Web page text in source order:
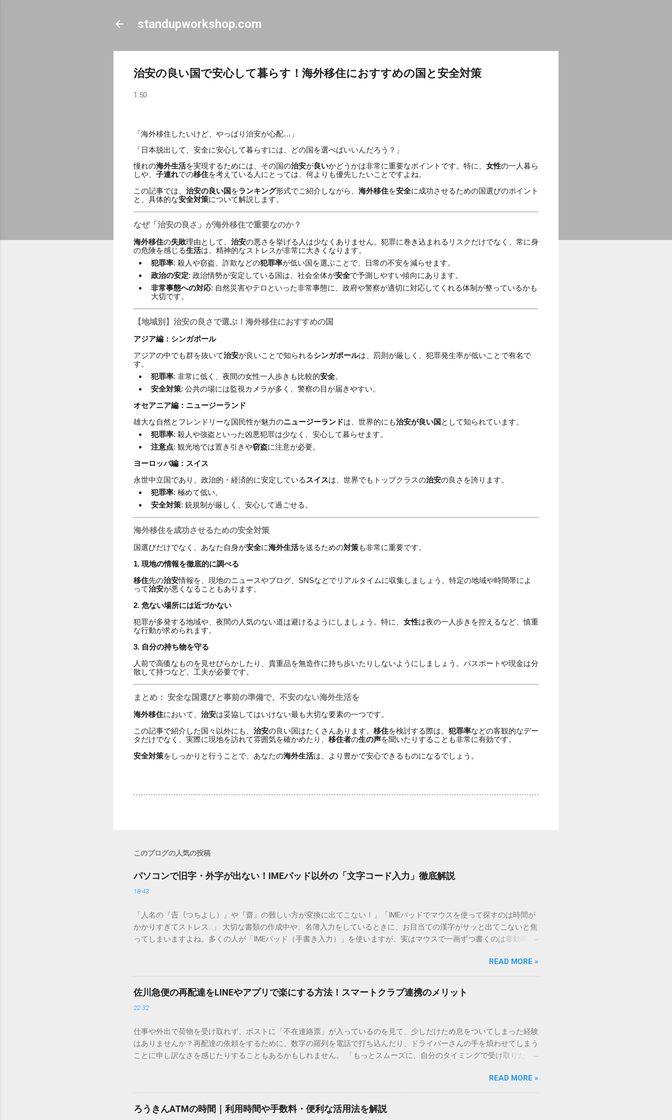
standupworkshop.com
治安の良い国で安心して暮らす！海外移住におすすめの国と安全対策
1:50
「海外移住したいけど、やっぱり治安が心配…」
「日本脱出して、安全に安心して暮らすには、どの国を選べばいいんだろう？」
憧れの海外生活を実現するためには、その国の治安が良いかどうかは非常に重要なポイントです。特に、 女性の一人暮ら
しや、 子連れでの移住を考えている人にとっては、何よりも優先したいことですよね。
この記事では、 治安の良い国 をランキング形式でご紹介しながら、 海外移住を安全に成功させるための国選びのポイント
と、具体的な安全対策について解説します。
なぜ「治安の良さ」が海外移住で重要なのか？
海外移住の失敗理由として、 治安の悪さを挙げる人は少なくありません。犯罪に巻き込まれるリスクだけでなく、常に身
の危険を感じる生活は、精神的なストレスが非常に大きくなります。
犯罪率: 殺人や窃盗、詐欺などの犯罪率が低い国を選ぶことで、日常の不安を減らせます。
政治の安定: 政治情勢が安定している国は、社会全体が安全で予測しやすい傾向にあります。
非常事態への対応: 自然災害やテロといった非常事態に、政府や警察が適切に対応してくれる体制が整っているかも
大切です。
【地域別】治安の良さで選ぶ！海外移住におすすめの国
アジア編：シンガポール
アジアの中でも群を抜いて治安が良いことで知られるシンガポールは、罰則が厳しく、犯罪発生率が低いことで有名で
す。
犯罪率: 非常に低く、夜間の女性一人歩きも比較的安全。
安全対策: 公共の場には監視カメラが多く、警察の目が届きやすい。
オセアニア編：ニュージーランド
雄大な自然とフレンドリーな国民性が魅力のニュージーランドは、世界的にも治安が良い国 として知られています。
犯罪率: 殺人や強盗といった凶悪犯罪は少なく、安心して暮らせます。
注意点: 観光地では置き引きや窃盗に注意が必要。
ヨーロッパ編：スイス
永世中立国であり、政治的・経済的に安定している スイスは、世界でもトップクラスの治安の良さを誇ります。
犯罪率: 極めて低い。
安全対策: 銃規制が厳しく、安心して過ごせる。
海外移住を成功させるための安全対策
国選びだけでなく、あなた自身が安全に海外生活を送るための対策も非常に重要です。
1. 現地の情報を徹底的に調べる
移住先の治安情報を、現地のニュースやブログ、SNSなどでリアルタイムに収集しましょう。特定の地域や時間帯によ
って治安が悪くなることもあります。
2. 危ない場所には近づかない
犯罪が多発する地域や、夜間の人気のない道は避けるようにしましょう。特に、 女性は夜の一人歩きを控えるなど、慎重
な行動が求められます。
3. 自分の持ち物を守る
人前で高価なものを見せびらかしたり、貴重品を無造作に持ち歩いたりしないようにしましょう。パスポートや現金は分
散して持つなど、工夫が必要です。
まとめ： 安全な国選びと事前の準備で、不安のない海外生活を
海外移住において、 治安は妥協してはいけない最も大切な要素の一つです。
この記事で紹介した国々以外にも、 治安の良い国はたくさんあります。 移住を検討する際は、 犯罪率などの客観的なデー
タだけでなく、実際に現地を訪れて雰囲気を確かめたり、 移住者の生の声を聞いたりすることも非常に有効です。
安全対策をしっかりと行うことで、あなたの海外生活は、より豊かで安心できるものになるでしょう。
このブログの人気の投稿
パソコンで旧字・外字が出ない！IMEパッド以外の「文字コード入力」徹底解説
18:43
「人名の『𠮷（つちよし）』や『齋』の難しい方が変換に出てこない！」「IMEパッドでマウスを使って探すのは時間が
かかりすぎてストレス…」 大切な書類の作成中や、名簿入力をしているときに、お目当ての漢字がサッと出てこないと焦
ってしまいますよね。多くの人が「IMEパッド（手書き入力）」を使いますが、実はマウスで一画ずつ書くのは非効率で
ードを打ち込むだけで一瞬で旧字や外字、特殊記号を呼び出す「文字コード入力」のテクニックを詳しく解説します。
この方法をマスターすれば、もう難しい漢字の入力で手を止める必要はありません。 1. なぜ「変換」しても旧字・外字
が出てこないのか？ そもそも、なぜ普通の変換で出てこない漢字があるのでしょうか。その理由は、パソコンが文字を
認識する仕組みにあります。 日本のパソコンで一般的に使われる漢字は、JIS規格（日本産業規格）によって「第1水
準」「第2水準」といった形で整理されています。しかし、人名や地名に使われる非常に古い漢字（旧字）や、特定の組
「Unicode（ユニコード）」や「JISコード」といった 文字コード です。パソコン上のすべての文字には、いわば「住
所」のような番号が割り振られています。変換候補に出ない文字でも、この住所（コード）を直接指定すれば、確実に呼
び出すことができるのです。 2. Windows標準機能！文字コードで漢字を出す「16進数入力」 最も汎用性が高く、特別な
できます。 具体的な手順（Unicode入力） 入力したい文字の「Unicode（例：20BB7）」を把握する。 入力モードを「半
角」にする（※重要）。 **「20BB7」**と入力する。 直後にキーボードの**[Alt]キーを押しながら[X]キー**を押す。 入
力した数字が、一瞬で対応する漢字（例：𠮷）に変換されます。 注記： この方法は、特にMicrosoft Wordで非常に強力
READ MORE »
佐川急便の再配達をLINEやアプリで楽にする方法！スマートクラブ連携のメリット
22:32
仕事や外出で荷物を受け取れず、ポストに「不在連絡票」が入っているのを見て、少しだけため息をついてしまった経験
はありませんか？再配達の依頼をするために、数字の羅列を電話で打ち込んだり、ドライバーさんの手を煩わせてしまう
ことに申し訳なさを感じたりすることもあるかもしれません。 「もっとスムーズに、自分のタイミングで受け取りた
ビス「スマートクラブ」と、LINEや公式アプリの連携です。これらを活用するだけで、再配達のストレスは驚くほど軽く
なります。この記事では、忙しい毎日をサポートする便利な受け取り術と、連携による具体的なメリットを徹底解説しま
す。 佐川急便の再配達が劇的に変わる「スマートクラブ」とは？ まず押さえておきたいのが、佐川急便の個人向け無料
会員サービス「スマートクラブ」です。これは、荷物の配送状況をリアルタイムで管理するための基盤となるサービスで
READ MORE »
ろうきんATMの時間｜利用時間や手数料・便利な活用法を解説